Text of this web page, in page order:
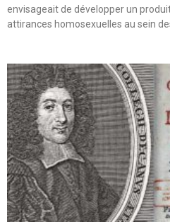
envisageait de développer un
attirances homosexuelles au sein